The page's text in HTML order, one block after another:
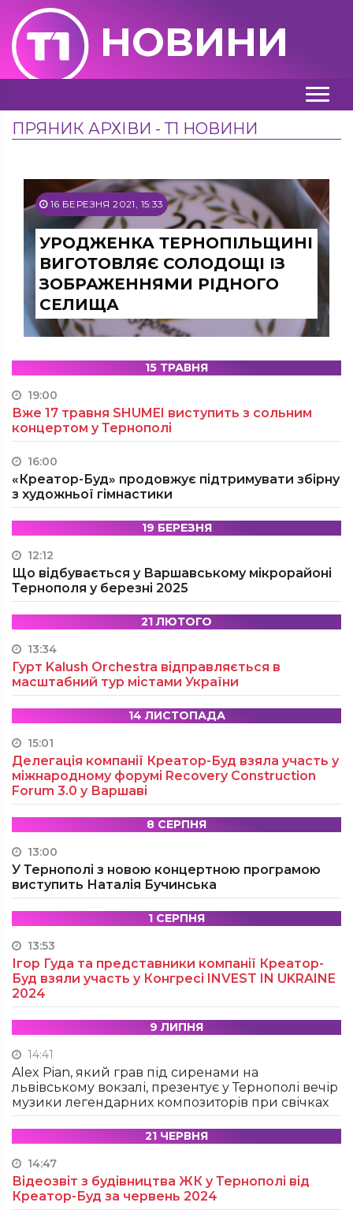
НОВИНИ
ПРЯНИК АРХІВИ - Т1 НОВИНИ
16 БЕРЕЗНЯ 2021, 15:33
УРОДЖЕНКА ТЕРНОПІЛЬЩИНІ
ВИГОТОВЛЯЄ СОЛОДОЩІ ІЗ
ЗОБРАЖЕННЯМИ РІДНОГО
СЕЛИЩА
15 ТРАВНЯ
19:00
Вже 17 травня SHUMEI виступить з сольним
концертом у Тернополі
16:00
«Креатор-Буд» продовжує підтримувати збірну
з художньої гімнастики
19 БЕРЕЗНЯ
12:12
Що відбувається у Варшавському мікрорайоні
Тернополя у березні 2025
21 ЛЮТОГО
13:34
Гурт Kalush Orchestra відправляється в
масштабний тур містами України
14 ЛИСТОПАДА
15:01
Делегація компанії Креатор-Буд взяла участь у
міжнародному форумі Recovery Construction
Forum 3.0 у Варшаві
8 СЕРПНЯ
13:00
У Тернополі з новою концертною програмою
виступить Наталія Бучинська
1 СЕРПНЯ
13:53
Ігор Гуда та представники компанії Креатор-
Буд взяли участь у Конгресі INVEST IN UKRAINE
2024
9 ЛИПНЯ
14:41
Alex Pian, який грав під сиренами на
львівському вокзалі, презентує у Тернополі вечір
музики легендарних композиторів при свічках
21 ЧЕРВНЯ
14:47
Відеозвіт з будівництва ЖК у Тернополі від
Креатор-Буд за червень 2024